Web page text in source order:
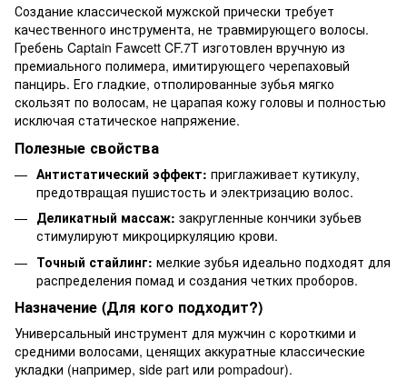
Создание классической мужской прически требует
качественного инструмента, не травмирующего волосы.
Гребень Captain Fawcett CF.7T изготовлен вручную из
премиального полимера, имитирующего черепаховый
панцирь. Его гладкие, отполированные зубья мягко
скользят по волосам, не царапая кожу головы и полностью
исключая статическое напряжение.
Полезные свойства
Антистатический эффект: приглаживает кутикулу,
предотвращая пушистость и электризацию волос.
Деликатный массаж: закругленные кончики зубьев
стимулируют микроциркуляцию крови.
Точный стайлинг: мелкие зубья идеально подходят для
распределения помад и создания четких проборов.
Назначение (Для кого подходит?)
Универсальный инструмент для мужчин с короткими и
средними волосами, ценящих аккуратные классические
укладки (например, side part или pompadour).